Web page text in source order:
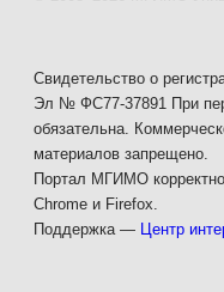
Свидетельство о
Эл № ФС77-37891 При
обязательна.
материалов запрещено.
Портал МГИМО
Chrome и Firefox.
Поддержка —
Центр